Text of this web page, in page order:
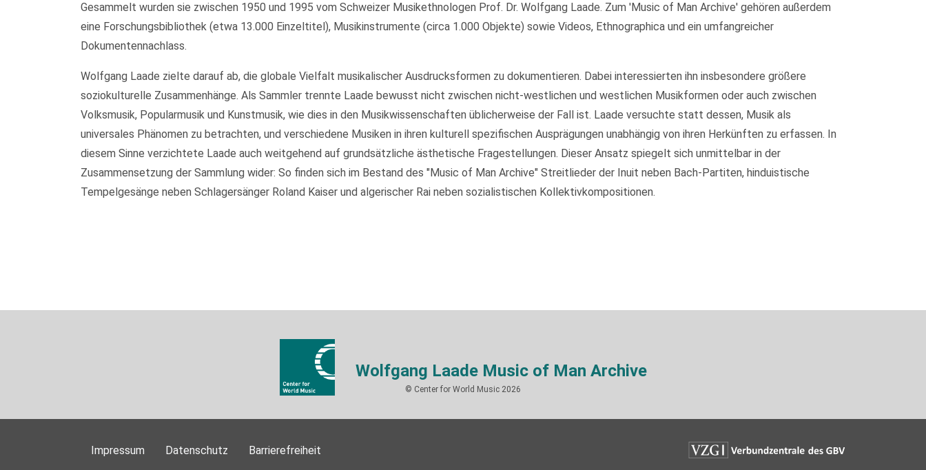
Gesammelt wurden sie zwischen 1950 und 1995 vom Schweizer Musikethnologen Prof. Dr. Wolfgang Laade. Zum 'Music of Man Archive' gehören außerdem
eine Forschungsbibliothek (etwa 13.000 Einzeltitel), Musikinstrumente (circa 1.000 Objekte) sowie Videos, Ethnographica und ein umfangreicher
Dokumentennachlass.
Wolfgang Laade zielte darauf ab, die globale Vielfalt musikalischer Ausdrucksformen zu dokumentieren. Dabei interessierten ihn insbesondere größere
soziokulturelle Zusammenhänge. Als Sammler trennte Laade bewusst nicht zwischen nicht-westlichen und westlichen Musikformen oder auch zwischen
Volksmusik, Popularmusik und Kunstmusik, wie dies in den Musikwissenschaften üblicherweise der Fall ist. Laade versuchte statt dessen, Musik als
universales Phänomen zu betrachten, und verschiedene Musiken in ihren kulturell spezifischen Ausprägungen unabhängig von ihren Herkünften zu erfassen. In
diesem Sinne verzichtete Laade auch weitgehend auf grundsätzliche ästhetische Fragestellungen. Dieser Ansatz spiegelt sich unmittelbar in der
Zusammensetzung der Sammlung wider: So finden sich im Bestand des "Music of Man Archive" Streitlieder der Inuit neben Bach-Partiten, hinduistische
Tempelgesänge neben Schlagersänger Roland Kaiser und algerischer Rai neben sozialistischen Kollektivkompositionen.
Wolfgang Laade Music of Man Archive
© Center for World Music 2026
Impressum Datenschutz Barrierefreiheit